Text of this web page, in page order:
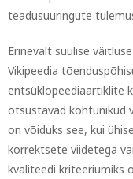
teadusuuringute
Erinevalt suulise
Vikipeedia
entsüklopeediaartiklite
otsustavad kohtunikud
on võiduks see, kui
korrektsete viidetega
kvaliteedi kriteeriumiks